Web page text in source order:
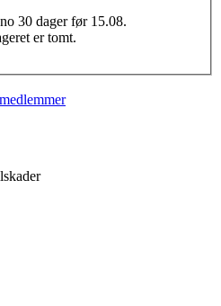
30 dager før 15.08.
er tomt.